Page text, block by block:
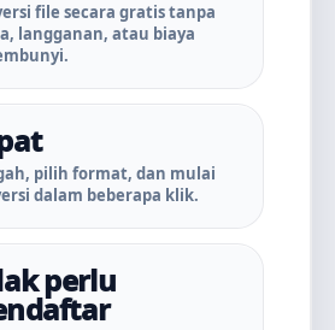
file secara gratis tanpa
langganan, atau biaya
pilih format, dan mulai
dalam beberapa klik.
perlu